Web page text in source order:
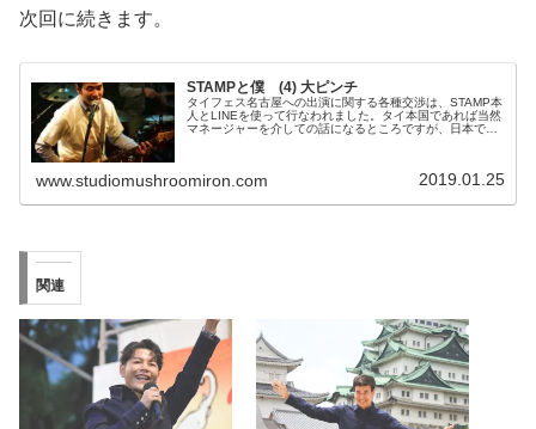
次回に続きます。
STAMPと僕 (4) 大ピンチ
タイフェス名古屋への出演に関する各種交渉は、STAMP本
人とLINEを使って行なわれました。タイ本国であれば当然
マネージャーを介しての話になるところですが、日本での
www.studiomushroomiron.com 2019.01.25
関連